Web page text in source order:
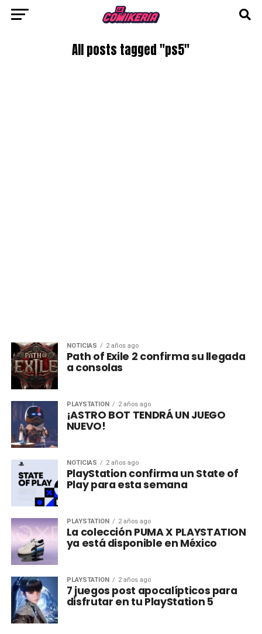
All posts tagged "ps5"
NOTICIAS 2 años ago
Path of Exile 2 confirma su llegada
a consolas
PLAYSTATION 2 años ago
¡ASTRO BOT TENDRÁ UN JUEGO
NUEVO!
NOTICIAS 2 años ago
PlayStation confirma un State of
Play para esta semana
PLAYSTATION 2 años ago
La colección PUMA X PLAYSTATION
ya está disponible en México
PLAYSTATION 2 años ago
7 juegos post apocalípticos para
disfrutar en tu PlayStation 5